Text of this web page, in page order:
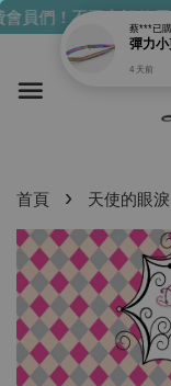
們！不要忘記使用
首頁 › 天使的眼
蔡***已
彈力
4 天前